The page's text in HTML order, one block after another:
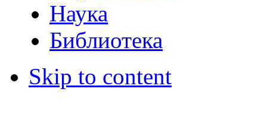
Наука
Библиотека
Skip to content